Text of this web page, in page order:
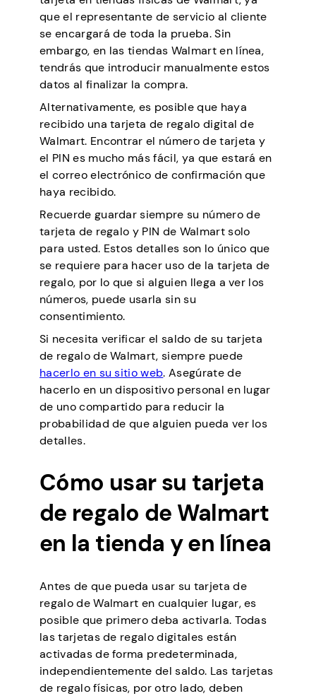
que el representante de servicio al cliente
se encargará de toda la prueba. Sin
embargo, en las tiendas Walmart en línea,
tendrás que introducir manualmente estos
datos al finalizar la compra.
Alternativamente, es posible que haya
recibido una tarjeta de regalo digital de
Walmart. Encontrar el número de tarjeta y
el PIN es mucho más fácil, ya que estará en
el correo electrónico de confirmación que
haya recibido.
Recuerde guardar siempre su número de
tarjeta de regalo y PIN de Walmart solo
para usted. Estos detalles son lo único que
se requiere para hacer uso de la tarjeta de
regalo, por lo que si alguien llega a ver los
números, puede usarla sin su
consentimiento.
Si necesita verificar el saldo de su tarjeta
de regalo de Walmart, siempre puede
hacerlo en su sitio web. Asegúrate de
hacerlo en un dispositivo personal en lugar
de uno compartido para reducir la
probabilidad de que alguien pueda ver los
detalles.
Cómo usar su tarjeta
de regalo de Walmart
en la tienda y en línea
Antes de que pueda usar su tarjeta de
regalo de Walmart en cualquier lugar, es
posible que primero deba activarla. Todas
las tarjetas de regalo digitales están
activadas de forma predeterminada,
independientemente del saldo. Las tarjetas
de regalo físicas, por otro lado, deben